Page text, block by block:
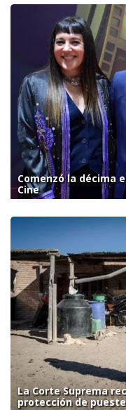
Comenzó la décima
Cine
La Corte Suprema
protección de